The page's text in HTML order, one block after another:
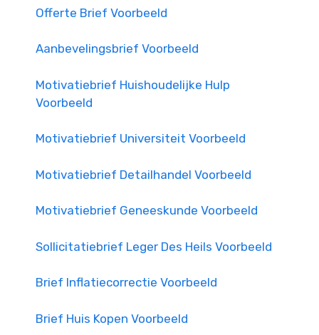
Offerte Brief Voorbeeld
Aanbevelingsbrief Voorbeeld
Motivatiebrief Huishoudelijke Hulp
Voorbeeld
Motivatiebrief Universiteit Voorbeeld
Motivatiebrief Detailhandel Voorbeeld
Motivatiebrief Geneeskunde Voorbeeld
Sollicitatiebrief Leger Des Heils Voorbeeld
Brief Inflatiecorrectie Voorbeeld
Brief Huis Kopen Voorbeeld